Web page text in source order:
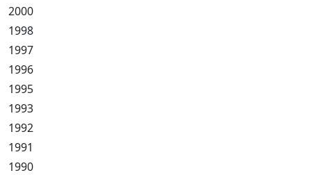
2000
1998
1997
1996
1995
1993
1992
1991
1990